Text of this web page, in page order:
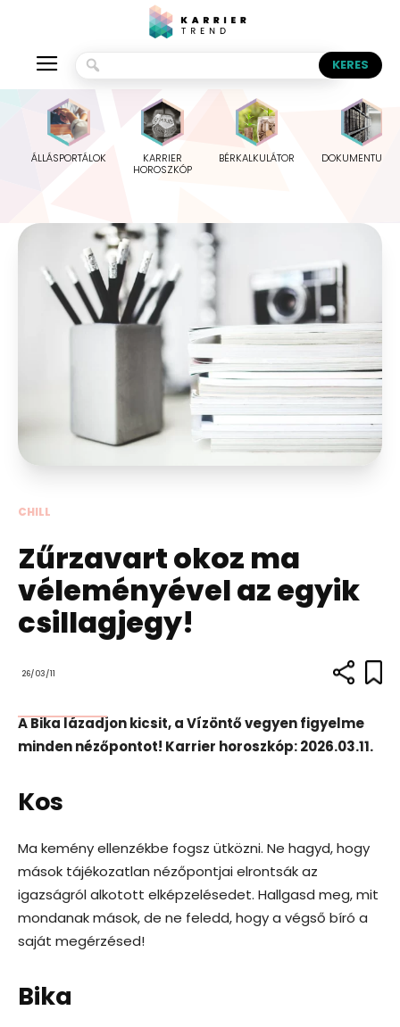
ÁLLÁSPORTÁLOK
KARRIER
HOROSZKÓP
BÉRKALKULÁTOR
CHILL
Zűrzavart okoz ma
véleményével az egyik
csillagjegy!
26/03/11
A Bika lázadjon kicsit, a Vízöntő vegyen figyelme
minden nézőpontot! Karrier horoszkóp: 2026.03.11.
Kos
Ma kemény ellenzékbe fogsz ütközni. Ne hagyd, hogy
mások tájékozatlan nézőpontjai elrontsák az
igazságról alkotott elképzelésedet. Hallgasd meg, mit
mondanak mások, de ne feledd, hogy a végső bíró a
saját megérzésed!
Bika